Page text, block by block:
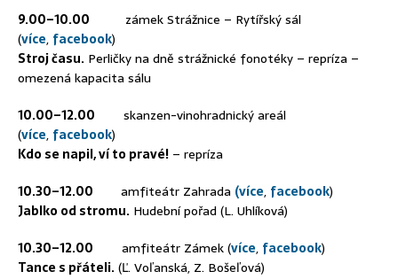
9.00–10.00 zámek Strážnice – Rytířský sál
(více, facebook)
Stroj času. Perličky na dně strážnické fonotéky – repríza –
omezená kapacita sálu
10.00–12.00 skanzen-vinohradnický areál
(více, facebook)
Kdo se napil, ví to pravé! – repríza
10.30–12.00
amfiteátr Zahrada (více, facebook)
Jablko od stromu. Hudební pořad (L. Uhlíková)
10.30–12.00 amfiteátr Zámek (více, facebook)
Tance s přáteli.(Ľ. Voľanská, Z. Bošeľová)